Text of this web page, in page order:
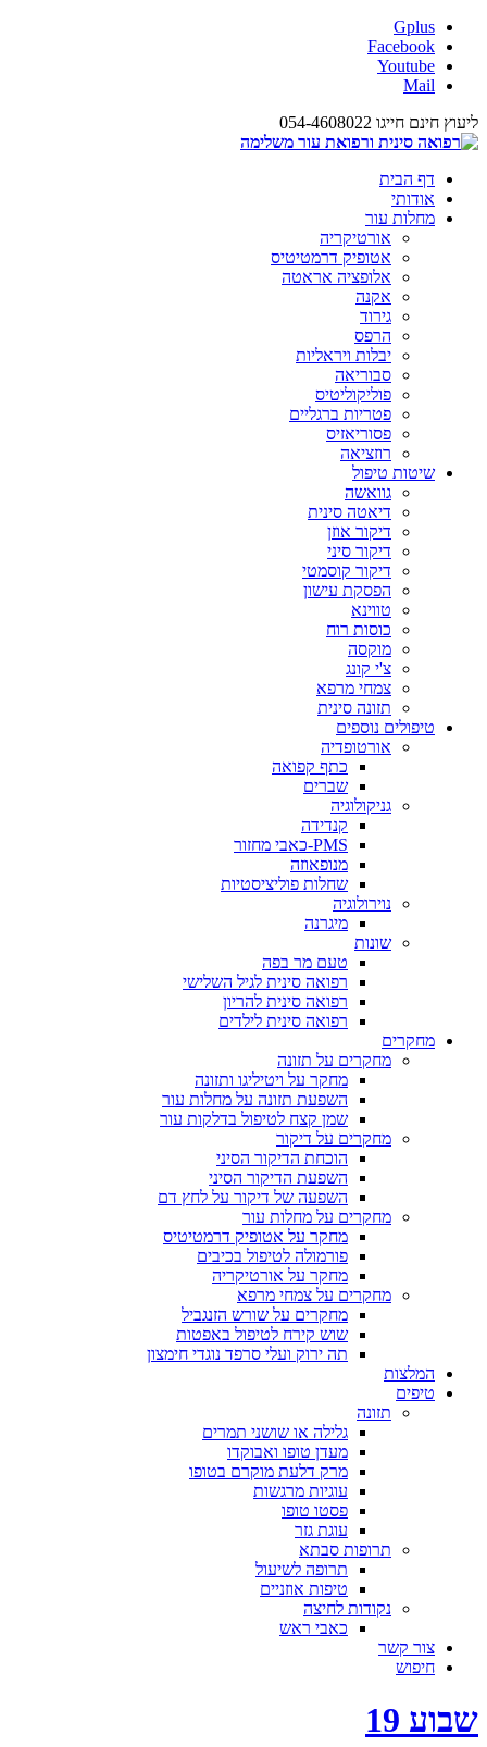
Gplus
Facebook
Youtube
Mail
ליעוץ חינם חייגו 054-4608022
דף הבית
אודותי
מחלות עור
אורטיקריה
אטופיק דרמטיטיס
אלופציה אראטה
אקנה
גירוד
הרפס
יבלות ויראליות
סבוריאה
פוליקוליטיס
פטריות ברגליים
פסוריאזיס
רוזציאה
שיטות טיפול
גוואשה
דיאטה סינית
דיקור אוזן
דיקור סיני
דיקור קוסמטי
הפסקת עישון
טווינא
כוסות רוח
מוקסה
צ'י קונג
צמחי מרפא
תזונה סינית
טיפולים נוספים
אורטופדיה
כתף קפואה
שברים
גניקולוגיה
קנדידה
PMS-כאבי מחזור
מנופאוזה
שחלות פוליציסטיות
נוירולוגיה
מיגרנה
שונות
טעם מר בפה
רפואה סינית לגיל השלישי
רפואה סינית להריון
רפואה סינית לילדים
מחקרים
מחקרים על תזונה
מחקר על ויטיליגו ותזונה
השפעת תזונה על מחלות עור
שמן קצח לטיפול בדלקות עור
מחקרים על דיקור
הוכחת הדיקור הסיני
השפעת הדיקור הסיני
השפעה של דיקור על לחץ דם
מחקרים על מחלות עור
מחקר על אטופיק דרמטיטיס
פורמולה לטיפול בכיבים
מחקר על אורטיקריה
מחקרים על צמחי מרפא
מחקרים על שורש הזנגביל
שוש קירח לטיפול באפטות
תה ירוק ועלי סרפד נוגדי חימצון
המלצות
טיפים
תזונה
גלילה או שושני תמרים
מעדן טופו ואבוקדו
מרק דלעת מוקרם בטופו
עוגיות מרגשות
פסטו טופו
עוגת גזר
תרופות סבתא
תרופה לשיעול
טיפות אוזניים
נקודות לחיצה
כאבי ראש
צור קשר
חיפוש
שבוע 19